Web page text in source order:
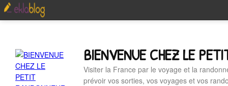
BIENVENUE CHEZ LE
Visiter la France par le voyage et la
prévoir vos sorties, vos voyages et vos